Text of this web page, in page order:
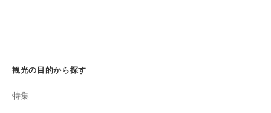
観光の目的から探す
特集